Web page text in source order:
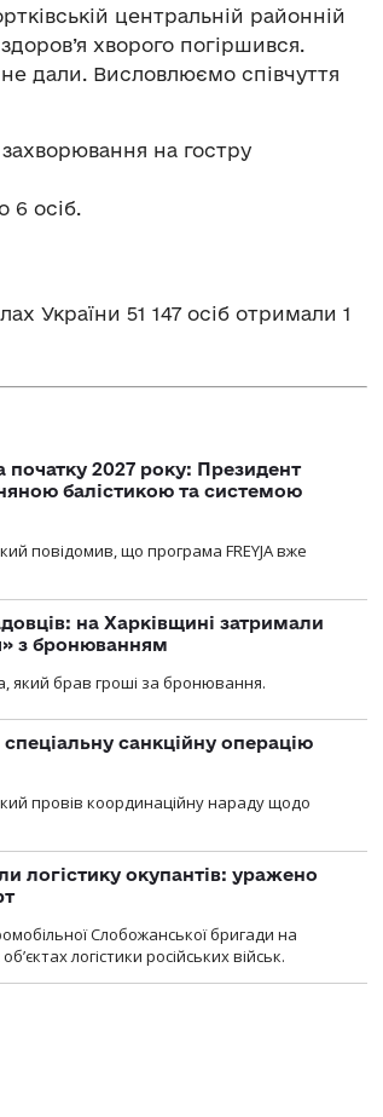
центральній районній
хворого погіршився.
дали. Висловлюємо співчуття
захворювання на гостру
6 осіб.
України 51 147 осіб отримали 1
початку 2027 року: Президент
балістикою та системою
повідомив, що програма FREYJA вже
на Харківщині затримали
з бронюванням
який брав гроші за бронювання.
санкційну операцію
провів координаційну нараду щодо
логістику окупантів: уражено
Слобожанської бригади на
логістики російських військ.